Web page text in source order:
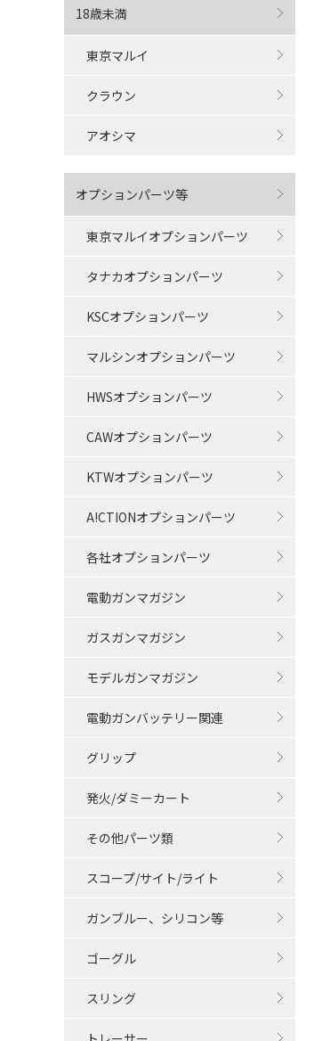
18歳未満
東京マルイ
クラウン
アオシマ
オプションパーツ等
東京マルイオプションパーツ
タナカオプションパーツ
KSCオプションパーツ
マルシンオプションパーツ
HWSオプションパーツ
CAWオプションパーツ
KTWオプションパーツ
A!CTIONオプションパーツ
各社オプションパーツ
電動ガンマガジン
ガスガンマガジン
モデルガンマガジン
電動ガンバッテリー関連
グリップ
発火/ダミーカート
その他パーツ類
スコープ/サイト/ライト
ガンブルー、シリコン等
ゴーグル
スリング